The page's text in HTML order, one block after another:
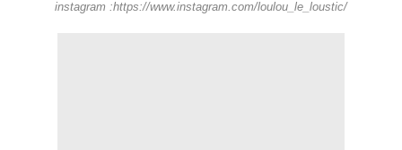
instagram :https://www.instagram.com/loulou_le_loustic/